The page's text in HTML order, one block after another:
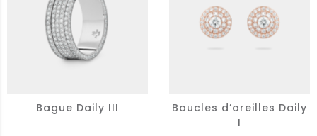
Bague Daily III
Boucles d’oreilles Daily
I